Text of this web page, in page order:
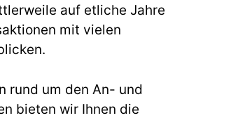
auf etliche Jahre
mit vielen
rund um den An- und
bieten wir Ihnen die